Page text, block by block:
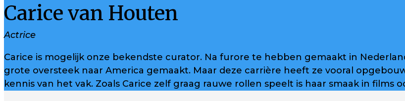
Carice van Houten
Actrice
Carice is mogelijk onze bekendste curator. Na furore te hebben gemaakt in
grote oversteek naar America gemaakt. Maar deze carrière heeft ze vooral
kennis van het vak. Zoals Carice zelf graag rauwe rollen speelt is haar smaak in